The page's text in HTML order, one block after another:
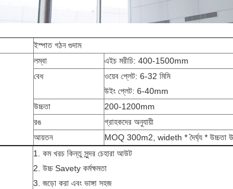
ইস্পাত গঠন গুদাম
লম্বা
এইচ মরীচি: 400-1500mm
বেধ
ওয়েব প্লেট: 6-32 মিমি
উইং প্লেট: 6-40mm
উচ্চতা
200-1200mm
রঙ
গ্রাহকদের অনুযায়ী
আয়তন
MOQ 300m2, wideth * দৈর্ঘ্য * উচ্চতা
1. কম খরচ কিন্তু সুন্দর চেহারা আউট
2. উচ্চ Savety কর্মক্ষমতা
3. জড়ো করা এবং ভাঙ্গা সহজ